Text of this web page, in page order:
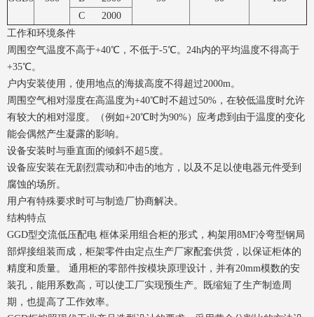
C 2000
工作和环境条件
周围空气温度不高于+40℃，不低于-5℃。24h内的平均温度不得高于
+35℃。
户内安装使用，使用地点的海拔高度不得超过2000m。
周围空气相对湿度在高温度为+40℃时不超过50%，在较低温度时允许
有较大的相对湿度。（例如+20℃时为90%）应考虑到由于温度的变化
能会偶然产生凝露的影响。
设备安装时与垂直面的倾斜不超5度。
设备应安装在无剧烈震动和冲击的地方，以及不足以使电器元件受到
腐蚀的场所。
用户有特殊要求时可与制造厂协商解决。
结构特点
GGD型交流低压配电 框体采用组合柜的形式，构架用8MF冷弯型钢局
部焊接组装而成，柜架零件由定点生产厂家配套供货，以保证柜体的
精度和质量。 通用柜的零部件按模块原理设计，并有20mm模数的安
装孔，能用系数高，可以使工厂实现预生产。既缩短了生产制造周
期，也提高了工作效率。